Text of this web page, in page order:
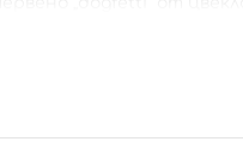
на съставките,